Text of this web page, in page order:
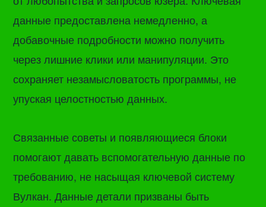
данные предоставлена немедленно, а
добавочные подробности можно получить
через лишние клики или манипуляции. Это
сохраняет незамысловатость программы, не
упуская целостностью данных.
Связанные советы и появляющиеся блоки
помогают давать вспомогательную данные по
требованию, не насыщая ключевой систему
Вулкан. Данные детали призваны быть